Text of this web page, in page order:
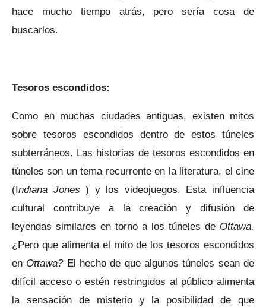
hace mucho tiempo atrás, pero sería cosa de
buscarlos.
Tesoros escondidos:
Como en muchas ciudades antiguas, existen mitos
sobre tesoros escondidos dentro de estos túneles
subterráneos. Las historias de tesoros escondidos en
túneles son un tema recurrente en la literatura, el cine
(Indiana Jones ) y los videojuegos. Esta influencia
cultural contribuye a la creación y difusión de
leyendas similares en torno a los túneles de Ottawa.
¿Pero que alimenta el mito de los tesoros escondidos
en Ottawa?El hecho de que algunos túneles sean de
difícil acceso o estén restringidos al público alimenta
la sensación de misterio y la posibilidad de que